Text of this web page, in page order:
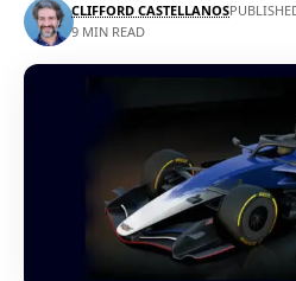
CLIFFORD CASTELLANOS
9 MIN READ